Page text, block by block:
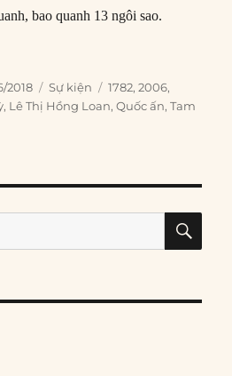
bao quanh 13 ngôi sao.
1782: Quốc hội thông qua Quốc ấn của
2018 Categories
Sự kiện Tags
1782,2006,
, Lê Thị Hồng Loan,Quốc ấn,Tam